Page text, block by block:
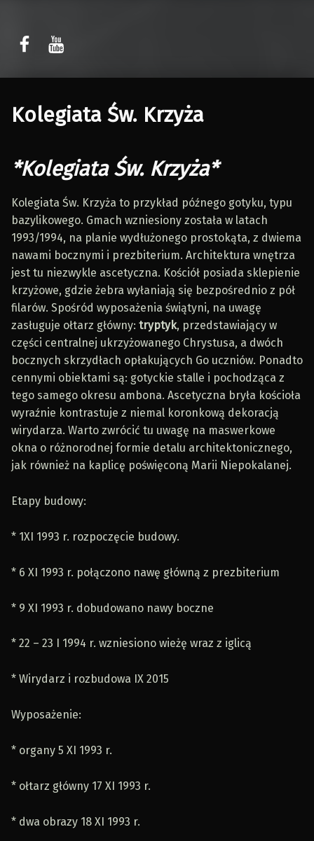
W Rytmie Światła – miasto wyobrażone
Kolegiata Św. Krzyża
*Kolegiata Św. Krzyża*
Kolegiata Św. Krzyża to przykład późnego gotyku, typu
bazylikowego. Gmach wzniesiony została w latach
1993/1994, na planie wydłużonego prostokąta, z dwiema
nawami bocznymi i prezbiterium. Architektura wnętrza
jest tu niezwykle ascetyczna. Kościół posiada sklepienie
krzyżowe, gdzie żebra wyłaniają się bezpośrednio z pół
filarów. Spośród wyposażenia świątyni, na uwagę
zasługuje ołtarz główny: tryptyk, przedstawiający w
części centralnej ukrzyżowanego Chrystusa, a dwóch
bocznych skrzydłach opłakujących Go uczniów. Ponadto
cennymi obiektami są: gotyckie stalle i pochodząca z
tego samego okresu ambona. Ascetyczna bryła kościoła
wyraźnie kontrastuje z niemal koronkową dekoracją
wirydarza. Warto zwrócić tu uwagę na maswerkowe
okna o różnorodnej formie detalu architektonicznego,
jak również na kaplicę poświęconą Marii Niepokalanej.
Etapy budowy:
* 1XI 1993 r. rozpoczęcie budowy.
* 6 XI 1993 r. połączono nawę główną z prezbiterium
* 9 XI 1993 r. dobudowano nawy boczne
* 22 – 23 I 1994 r. wzniesiono wieżę wraz z iglicą
* Wirydarz i rozbudowa IX 2015
Wyposażenie:
* organy 5 XI 1993 r.
* ołtarz główny 17 XI 1993 r.
* dwa obrazy 18 XI 1993 r.